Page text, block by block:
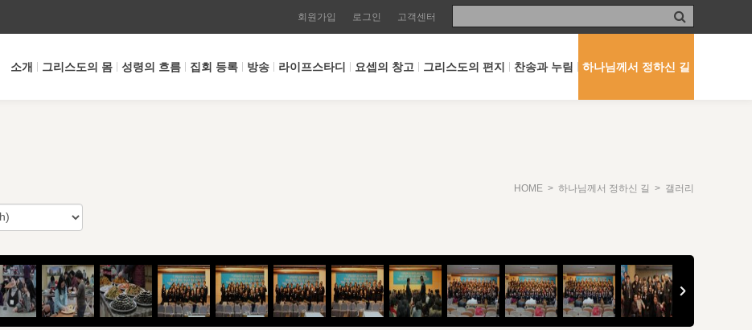
회원가입 로그인 고객센터
소개 그리스도의 몸 성령의 흐름 집회 등록 방송 라이프스타디 요셉의 창고 그리스도의 편지 찬송과 누림 하나님께서 정하신 길
HOME > 하나님께서 정하신 길 > 갤러리